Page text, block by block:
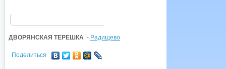
ДВОРЯНСКАЯ ТЕРЕШКА - Радищево
Поделиться